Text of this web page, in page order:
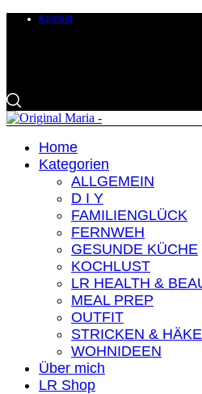
Kontakt
Home
Kategorien
ALLGEMEIN
D I Y
FAMILIENGLÜCK
FERNWEH
GESUNDE KÜCHE
KOCHLUST
LR HEALTH &
MEAL PREP
OUTFIT
STRICKEN &
WOHNIDEEN
Über mich
LR Shop